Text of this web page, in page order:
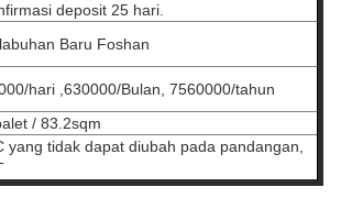
deposit 25 hari.
Baru Foshan
hari ,630000/Bulan, 7560000/tahun
/ 83.2sqm
yang tidak dapat diubah pada pandangan,